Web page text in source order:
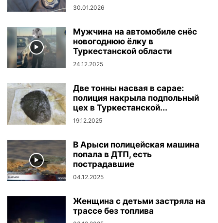
30.01.2026
Мужчина на автомобиле снёс
новогоднюю ёлку в
Туркестанской области
24.12.2025
Две тонны насвая в сарае:
полиция накрыла подпольный
цех в Туркестанской...
19.12.2025
В Арыси полицейская машина
попала в ДТП, есть
пострадавшие
04.12.2025
Женщина с детьми застряла на
трассе без топлива